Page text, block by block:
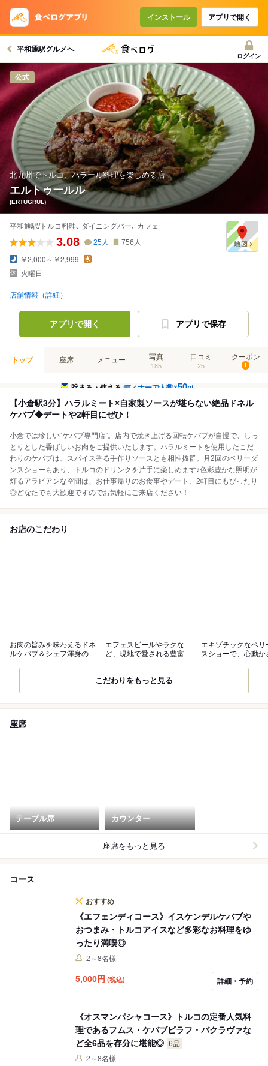
インストール アプリで開く
平和通駅グルメへ
ログイン
公式
北九州でトルコ、ハラール料理を楽しめる店
エルトゥールル
(ERTUGRUL)
平和通駅/トルコ料理､ ダイニングバー､ カフェ
3.08 25人 756 人
￥2,000～￥2,999
-
火曜日
店舗情報（詳細）
アプリで開く アプリで保存
トップ 座席 メニュー 写真
185
口コミ
25
クーポン
1
貯まる・使えるディナーで人数×50pt
【小倉駅3分】ハラルミート×自家製ソースが堪らない絶品ドネル
ケバブ◆デートや2軒目にぜひ！
小倉では珍しい“ケバブ専門店”。店内で焼き上げる回転ケバブが自慢で、しっ
とりとした香ばしいお肉をご提供いたします。ハラルミートを使用したこだ
わりのケバブは、スパイス香る手作りソースとも相性抜群。月2回のベリーダ
ンスショーもあり、トルコのドリンクを片手に楽しめます♪色彩豊かな照明が
灯るアラビアンな空間は、お仕事帰りのお食事やデート、2軒目にもぴったり
◎どなたでも大歓迎ですのでお気軽にご来店ください！
お店のこだわり
お肉の旨みを味わえるドネ
ルケバブ＆シェフ渾身のハ
エフェスビールやラクな
ど、現地で愛される豊富な
エキゾチックなベリ
スショーで、心動か
こだわりをもっと見る
座席
テーブル席 カウンター
座席をもっと見る
コース
おすすめ
《エフェンディコース》イスケンデルケバブや
おつまみ・トルコアイスなど多彩なお料理をゆ
ったり満喫◎
2～8名様
5,000円 (税込) 詳細・予約
《オスマンパシャコース》トルコの定番人気料
理であるフムス・ケバブピラフ・バクラヴァな
ど全6品を存分に堪能◎ 6品
2～8名様
コースで使えるクーポン
戻る
クーポンを利用せず予約する